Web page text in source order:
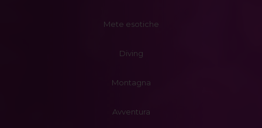
Mete esotiche
Diving
Montagna
Avventura